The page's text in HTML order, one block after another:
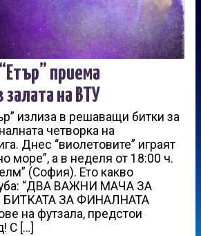
приема
на ВТУ
излиза в решаващи битки за
четворка на
Днес “виолетовите” играят
море”, а в неделя от 18:00 ч.
(София). Ето какво
“ДВА ВАЖНИ МАЧА ЗА
БИТКАТА ЗА ФИНАЛНАТА
на футзала, предстои
С […]